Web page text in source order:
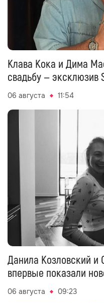
Клава Кока и Дима
свадьбу — эксклюзив
06 августа 11:54
Данила Козловский и
впервые показали
06 августа 09:23